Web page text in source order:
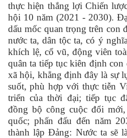
thực hiện thắng lợi Chiến
hội 10 năm (2021 - 2030).
dấu mốc quan trọng trên con
nước ta, dân tộc ta, có ý
khích lệ, cổ vũ, động viên
quân ta tiếp tục kiên định
xã hội, khẳng định đây là sự
suốt, phù hợp với thực tiễn
triển của thời đại; tiếp tục
đồng bộ công cuộc đổi
quốc; phấn đấu đến năm
thành lập Đảng: Nước ta sẽ